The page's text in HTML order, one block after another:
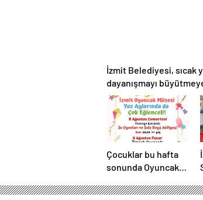
İzmit Belediyesi, sıcak
dayanışmayı
Çocuklar bu hafta
sonunda Oyuncak
oynayacak hem